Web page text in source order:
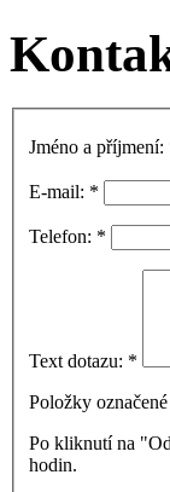
Jméno a příjmení:
E-mail: *
Telefon: *
Text dotazu: *
Položky
Po kliknutí na
hodin.